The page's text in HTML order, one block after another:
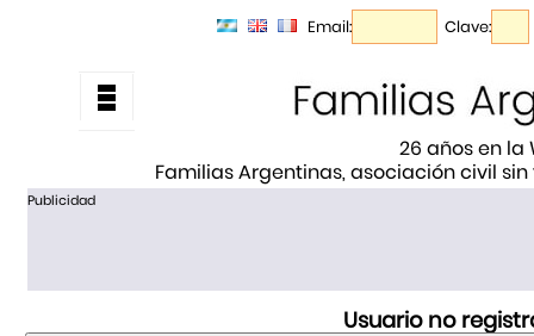
Email: Clave:
26 años en la
Familias Argentinas, asociación civil
Publicidad
Usuario no